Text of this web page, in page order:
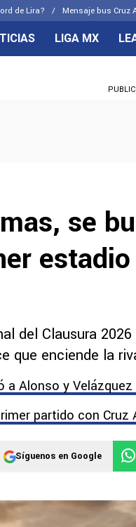
de Lira? Mensaje bus Cruz
CELESTES
LIGA MX
se
del Clausura
que enciende la
Alonso y Velázquez
partido con Cruz
Síguenos en Google